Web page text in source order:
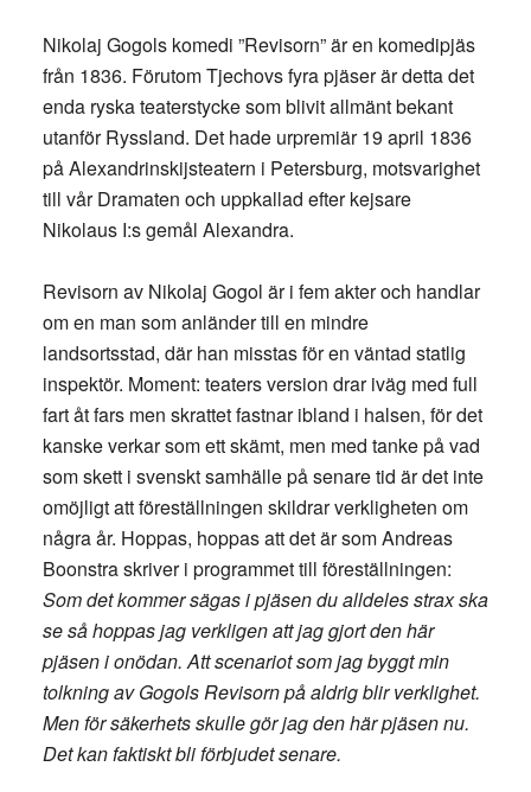
Nikolaj Gogols komedi ”Revisorn” är en komedipjäs
från 1836. Förutom Tjechovs fyra pjäser är detta det
enda ryska teaterstycke som blivit allmänt bekant
utanför Ryssland. Det hade urpremiär 19 april 1836
på Alexandrinskijsteatern i Petersburg, motsvarighet
till vår Dramaten och uppkallad efter kejsare
Nikolaus I:s gemål Alexandra.
Revisorn av Nikolaj Gogol är i fem akter och handlar
om en man som anländer till en mindre
landsortsstad, där han misstas för en väntad statlig
inspektör. Moment: teaters version drar iväg med full
fart åt fars men skrattet fastnar ibland i halsen, för det
kanske verkar som ett skämt, men med tanke på vad
som skett i svenskt samhälle på senare tid är det inte
omöjligt att föreställningen skildrar verkligheten om
några år. Hoppas, hoppas att det är som Andreas
Boonstra skriver i programmet till föreställningen:
Som det kommer sägas i pjäsen du alldeles strax ska
se så hoppas jag verkligen att jag gjort den här
pjäsen i onödan. Att scenariot som jag byggt min
tolkning av Gogols Revisorn på aldrig blir verklighet.
Men för säkerhets skulle gör jag den här pjäsen nu.
Det kan faktiskt bli förbjudet senare.